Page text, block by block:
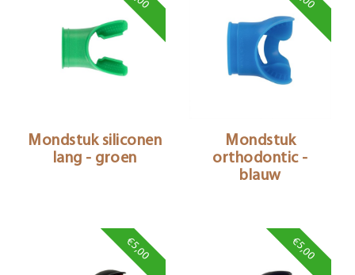
Mondstuk siliconen
lang - groen
Mondstuk
orthodontic -
blauw
€5,00 €5,00